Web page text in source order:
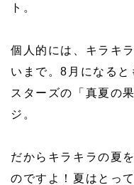
ト。
個人的には、キラキ
いまで。8月になる
スターズの「真夏の
ジ。
だからキラキラの夏
のですよ！夏はとっ